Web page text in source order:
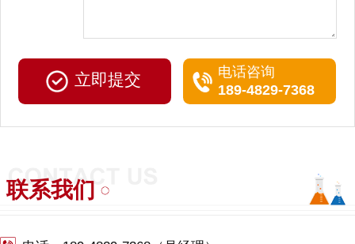
电话咨询
189-4829-7368
联系我们